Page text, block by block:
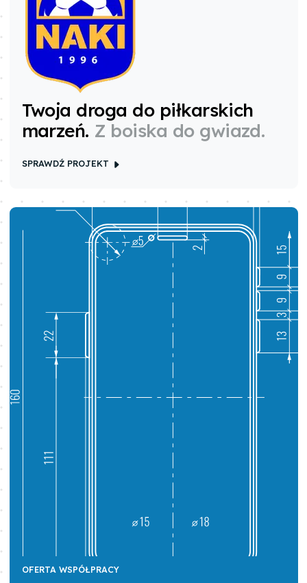
Twoja droga do piłkarskich
marzeń. Z boiska do gwiazd.
SPRAWDŹ PROJEKT
OFERTA WSPÓŁPRACY